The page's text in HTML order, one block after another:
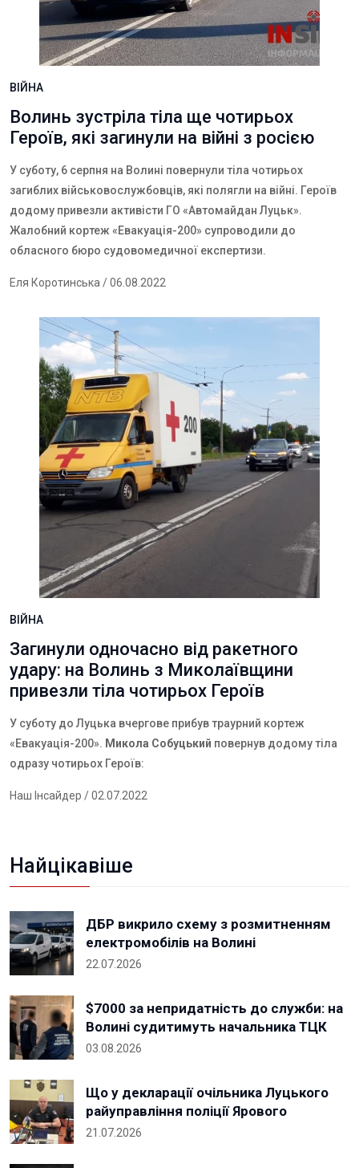
ВІЙНА
Волинь зустріла тіла ще чотирьох
Героїв, які загинули на війні з росією
У суботу, 6 серпня на Волині повернули тіла чотирьох
загиблих військовослужбовців, які полягли на війні. Героїв
додому привезли активісти ГО «Автомайдан Луцьк».
Жалобний кортеж «Евакуація-200» супроводили до
обласного бюро судовомедичної експертизи.
Еля Коротинська / 06.08.2022
ВІЙНА
Загинули одночасно від ракетного
удару: на Волинь з Миколаївщини
привезли тіла чотирьох Героїв
У суботу до Луцька вчергове прибув траурний кортеж
«Евакуація-200». Микола Собуцький повернув додому тіла
одразу чотирьох Героїв:
Наш Інсайдер / 02.07.2022
Найцікавіше
ДБР викрило схему з розмитненням
електромобілів на Волині
22.07.2026
$7000 за непридатність до служби: на
Волині судитимуть начальника ТЦК
03.08.2026
Що у декларації очільника Луцького
райуправління поліції Ярового
21.07.2026